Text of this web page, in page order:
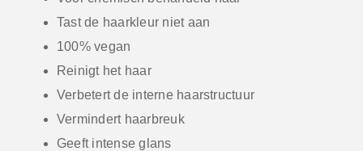
Tast de haarkleur niet aan
100% vegan
Reinigt het haar
Verbetert de interne haarstructuur
Vermindert haarbreuk
Geeft intense glans